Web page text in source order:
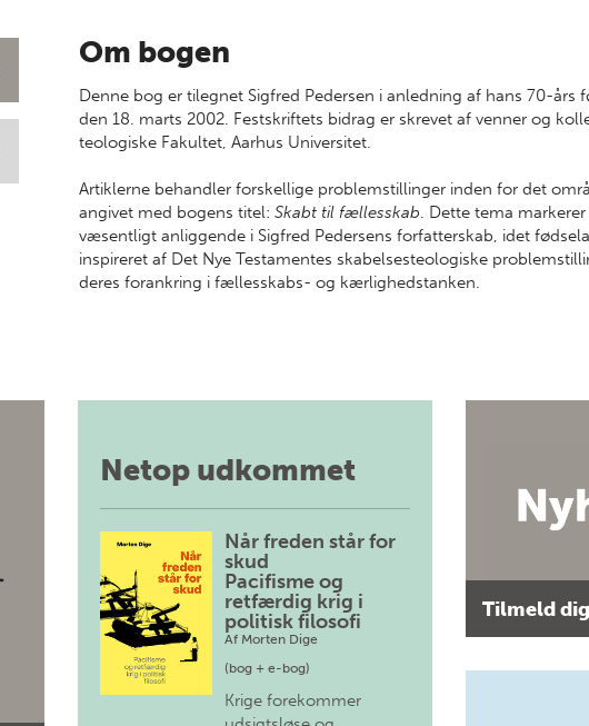
Om bogen
Denne bog er tilegnet Sigfred Pedersen i anledning af hans 70-års
den 18. marts 2002. Festskriftets bidrag er skrevet af venner og
teologiske Fakultet, Aarhus Universitet.
Artiklerne behandler forskellige problemstillinger inden for det
angivet med bogens titel:Skabt til fællesskab. Dette tema
væsentligt anliggende i Sigfred Pedersens forfatterskab, idet
inspireret af Det Nye Testamentes skabelsesteologiske
deres forankring i fællesskabs- og kærlighedstanken.
Netop udkommet
Når freden står for
skud
Pacifisme og
retfærdig krig i
politisk filosofi
Af Morten Dige
(bog + e-bog)
Krige forekommer
Tilmeld